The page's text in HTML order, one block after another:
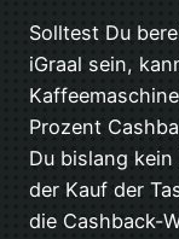
Solltest Du
iGraal sein,
Prozent
Du bislang
der Kauf der
die Cashback-